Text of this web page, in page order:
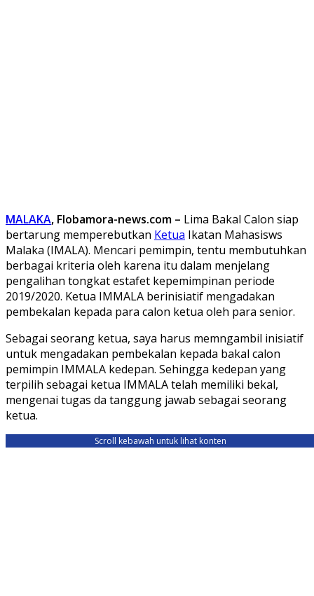
MALAKA, Flobamora-news.com – Lima Bakal Calon siap
bertarung memperebutkan Ketua Ikatan Mahasisws
Malaka (IMALA). Mencari pemimpin, tentu membutuhkan
berbagai kriteria oleh karena itu dalam menjelang
pengalihan tongkat estafet kepemimpinan periode
2019/2020. Ketua IMMALA berinisiatif mengadakan
pembekalan kepada para calon ketua oleh para senior.
Sebagai seorang ketua, saya harus memngambil inisiatif
untuk mengadakan pembekalan kepada bakal calon
pemimpin IMMALA kedepan. Sehingga kedepan yang
terpilih sebagai ketua IMMALA telah memiliki bekal,
mengenai tugas da tanggung jawab sebagai seorang
ketua.
Scroll kebawah untuk lihat konten